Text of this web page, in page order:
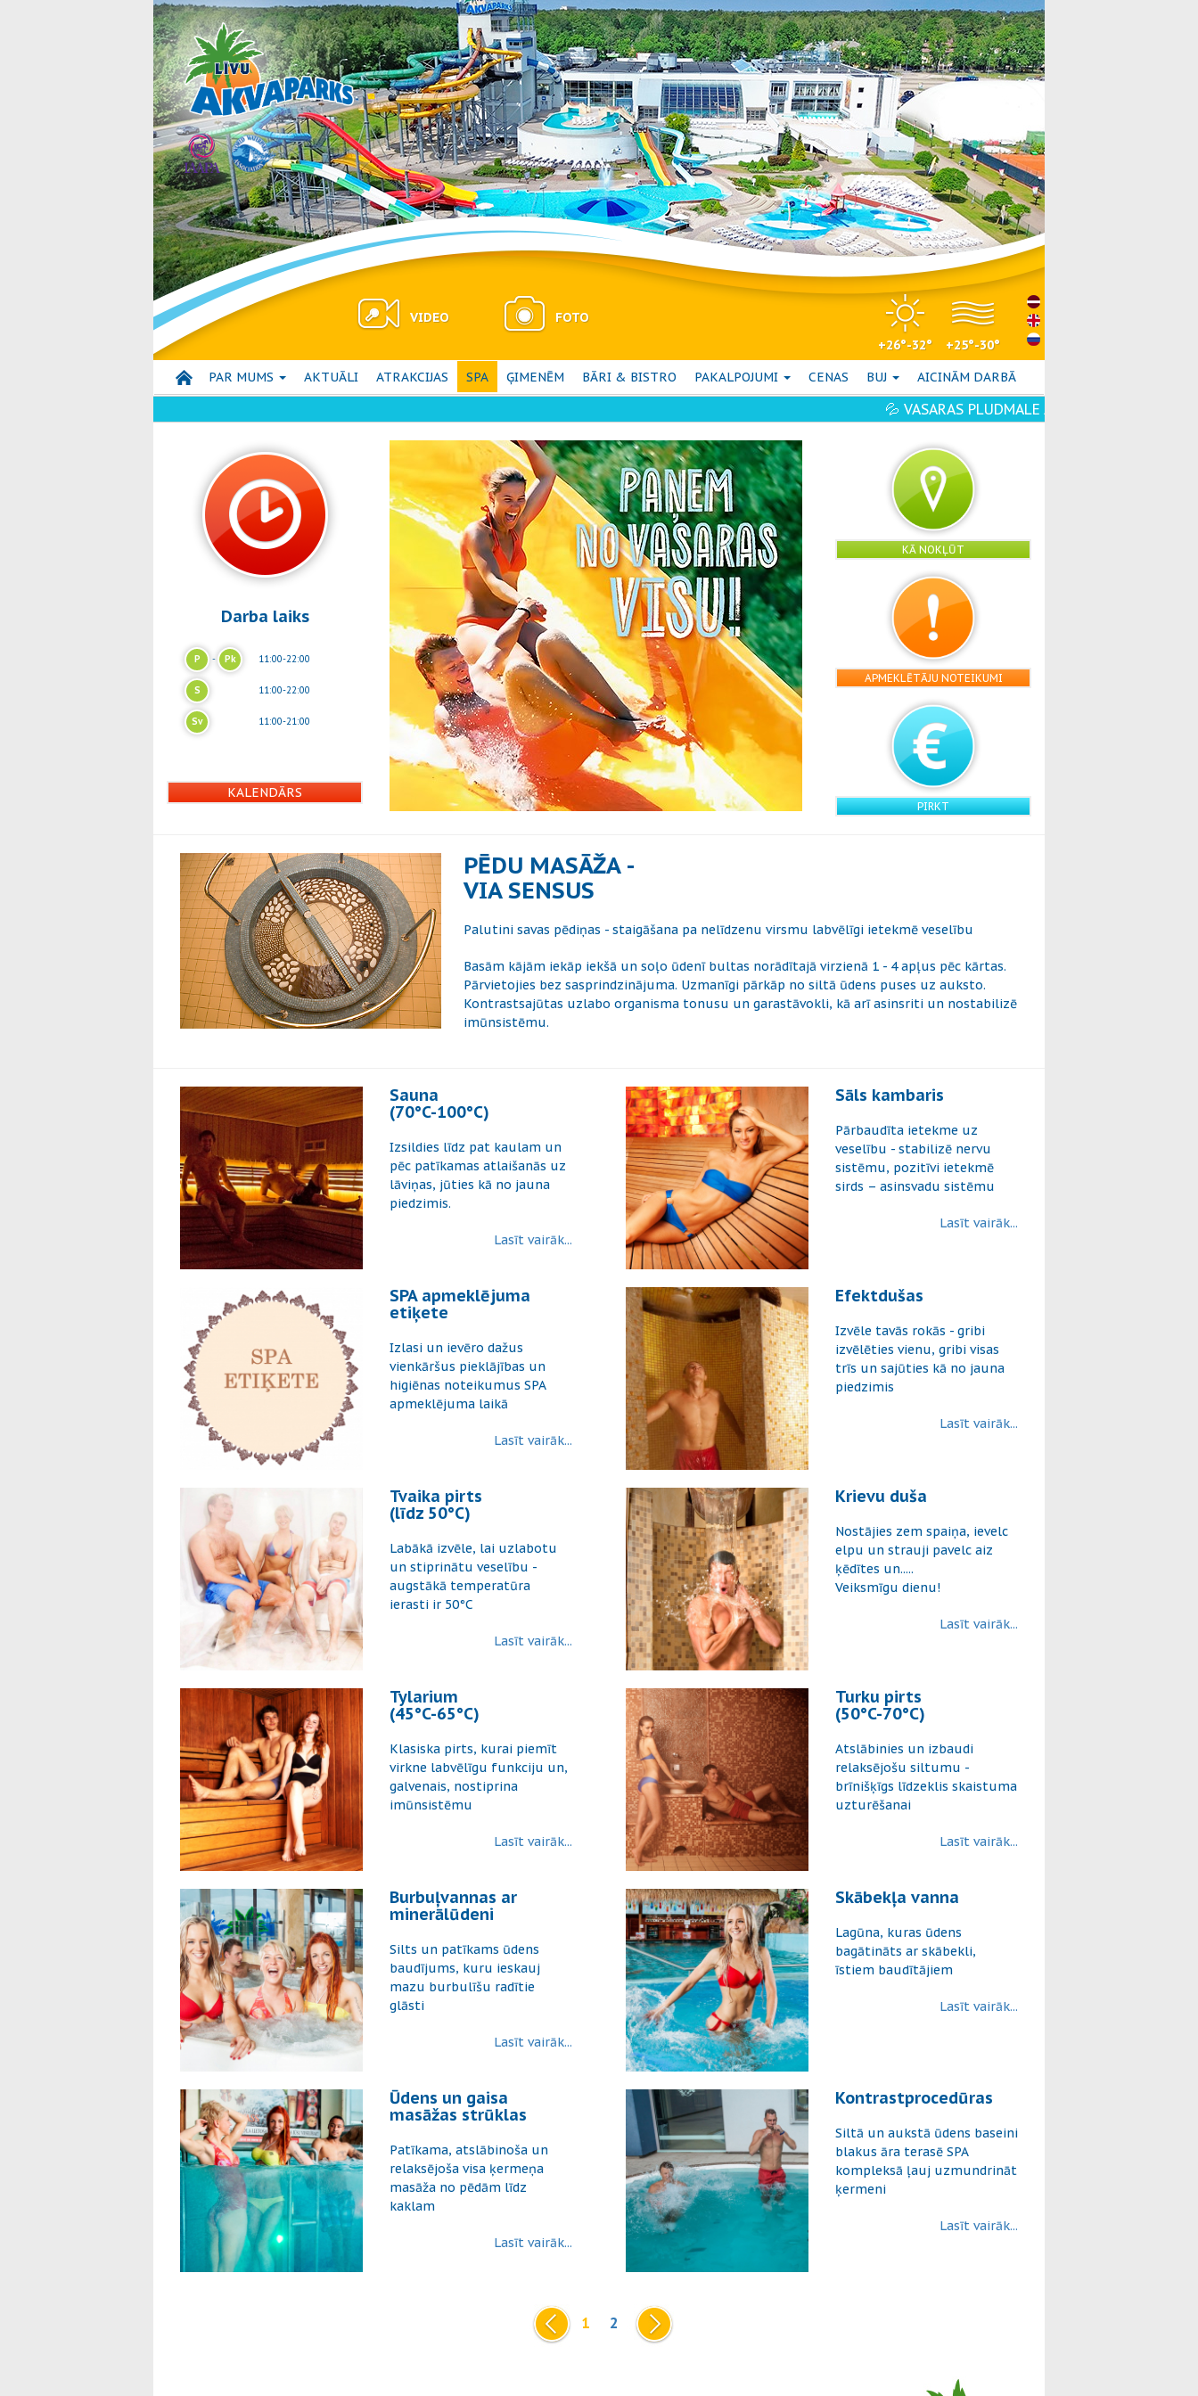
VIDEO
FOTO
+26°-32°
+25°-30°
PAR MUMS
AKTUĀLI ATRAKCIJAS SPA ĢIMENĒM BĀRI & BISTRO PAKALPOJUMI CENAS BUJ AICINĀM DARBĀ
💦 VASARAS PLUDMALE ATVĒRTA☀️🏖️ - VĒL VAIRĀK ŪDENS PRIEKU,
Darba laiks
P - Pk 11:00-22:00
S 11:00-22:00
Sv 11:00-21:00
KALENDĀRS
KĀ NOKĻŪT
APMEKLĒTĀJU NOTEIKUMI
PIRKT
PĒDU MASĀŽA -
VIA SENSUS
Palutini savas pēdiņas - staigāšana pa nelīdzenu virsmu labvēlīgi ietekmē veselību
Basām kājām iekāp iekšā un soļo ūdenī bultas norādītajā virzienā 1 - 4 apļus pēc kārtas.
Pārvietojies bez sasprindzinājuma. Uzmanīgi pārkāp no siltā ūdens puses uz auksto.
Kontrastsajūtas uzlabo organisma tonusu un garastāvokli, kā arī asinsriti un nostabilizē
imūnsistēmu.
Sauna
(70°C-100°C)
Izsildies līdz pat kaulam un
pēc patīkamas atlaišanās uz
lāviņas, jūties kā no jauna
piedzimis.
Lasīt vairāk...
Sāls kambaris
Pārbaudīta ietekme uz
veselību - stabilizē nervu
sistēmu, pozitīvi ietekmē
sirds – asinsvadu sistēmu
Lasīt vairāk...
SPA apmeklējuma
etiķete
Izlasi un ievēro dažus
vienkāršus pieklājības un
higiēnas noteikumus SPA
apmeklējuma laikā
Lasīt vairāk...
Efektdušas
Izvēle tavās rokās - gribi
izvēlēties vienu, gribi visas
trīs un sajūties kā no jauna
piedzimis
Lasīt vairāk...
Tvaika pirts
(līdz 50°C)
Labākā izvēle, lai uzlabotu
un stiprinātu veselību -
augstākā temperatūra
ierasti ir 50°C
Lasīt vairāk...
Krievu duša
Nostājies zem spaiņa, ievelc
elpu un strauji pavelc aiz
ķēdītes un.....
Veiksmīgu dienu!
Lasīt vairāk...
Tylarium
(45°C-65°C)
Klasiska pirts, kurai piemīt
virkne labvēlīgu funkciju un,
galvenais, nostiprina
imūnsistēmu
Lasīt vairāk...
Turku pirts
(50°C-70°C)
Atslābinies un izbaudi
relaksējošu siltumu -
brīnišķīgs līdzeklis skaistuma
uzturēšanai
Lasīt vairāk...
Burbuļvannas ar
minerālūdeni
Silts un patīkams ūdens
baudījums, kuru ieskauj
mazu burbulīšu radītie
glāsti
Lasīt vairāk...
Skābekļa vanna
Lagūna, kuras ūdens
bagātināts ar skābekli,
īstiem baudītājiem
Lasīt vairāk...
Ūdens un gaisa
masāžas strūklas
Patīkama, atslābinoša un
relaksējoša visa ķermeņa
masāža no pēdām līdz
kaklam
Lasīt vairāk...
Kontrastprocedūras
Siltā un aukstā ūdens baseini
blakus āra terasē SPA
kompleksā ļauj uzmundrināt
ķermeni
Lasīt vairāk...
1 2